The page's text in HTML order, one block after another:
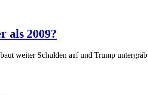
als 2009?
weiter Schulden auf und Trump